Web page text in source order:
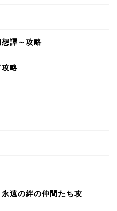
譚～攻略
略
遠の絆の仲間たち攻